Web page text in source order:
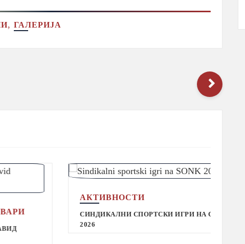
, ГАЛЕРИЈА
АКТИВНОСТИ
СИНДИКАЛНИ СПОРТСКИ ИГРИ НА СОНК